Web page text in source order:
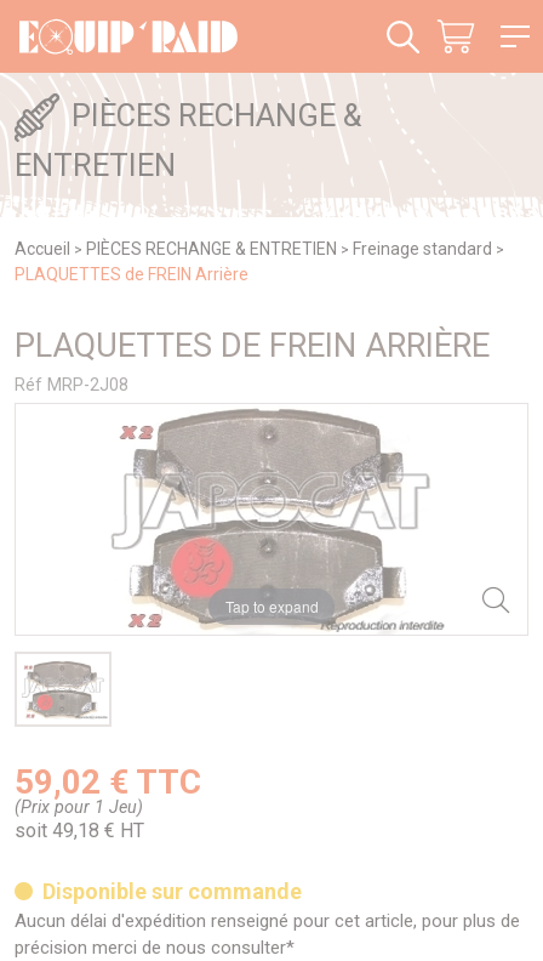
PIÈCES RECHANGE &
ENTRETIEN
Accueil > PIÈCES RECHANGE & ENTRETIEN > Freinage standard >
PLAQUETTES de FREIN Arrière
PLAQUETTES DE FREIN ARRIÈRE
Réf MRP-2J08
Tap to expand
59,02 € TTC
(Prix pour 1 Jeu)
soit 49,18 € HT
Disponible sur commande
Aucun délai d'expédition renseigné pour cet article, pour plus de
précision merci de nous consulter*
Panneau de gestion des cookies